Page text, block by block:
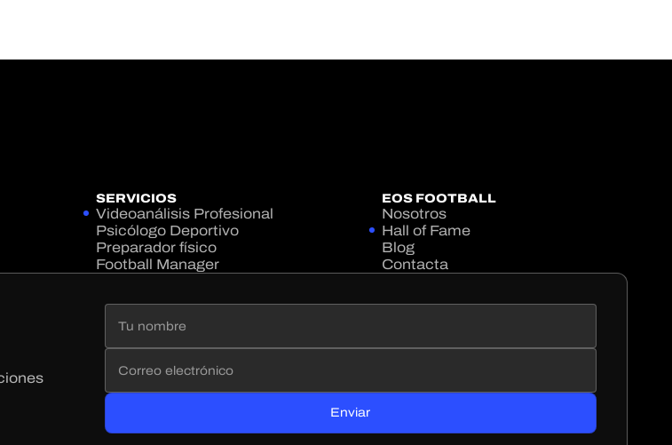
SERVICIOS
Videoanálisis Profesional
Psicólogo Deportivo
Preparador físico
Football Manager
EOS FOOTBALL
Nosotros
Hall of Fame
Blog
Contacta